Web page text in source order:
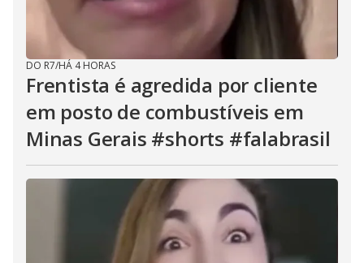
DO R7/HÁ 4 HORAS
Frentista é agredida por cliente
em posto de combustíveis em
Minas Gerais #shorts #falabrasil